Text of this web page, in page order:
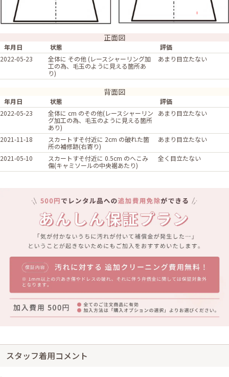
正面図
年月日 状態
評価
2022-05-23
全体に その他 (レースシャーリング加
工の為、毛玉のように見える箇所あ
り)
あまり目立たない
背面図
年月日 状態
評価
2022-05-23
全体に cm のその他(レースシャーリン
グ加工の為、毛玉のように見える箇所
あり)
あまり目立たない
2021-11-18
スカートすそ付近に 2cm の破れた箇
所の補修跡(右寄り)
あまり目立たない
2021-05-10
スカートすそ付近に 0.5cm のへこみ
傷(キャミソールの中央裾あたり)
全く目立たない
スタッフ着用コメント